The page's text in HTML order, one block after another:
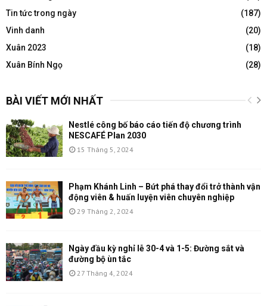
Tin tức trong ngày
(187)
Vinh danh
(20)
Xuân 2023
(18)
Xuân Bính Ngọ
(28)
BÀI VIẾT MỚI NHẤT
Nestlé công bố báo cáo tiến độ chương trình
NESCAFÉ Plan 2030
15 Tháng 5, 2024
Phạm Khánh Linh – Bứt phá thay đổi trở thành vận
động viên & huấn luyện viên chuyên nghiệp
29 Tháng 2, 2024
Ngày đầu kỳ nghỉ lễ 30-4 và 1-5: Đường sắt và
đường bộ ùn tắc
27 Tháng 4, 2024